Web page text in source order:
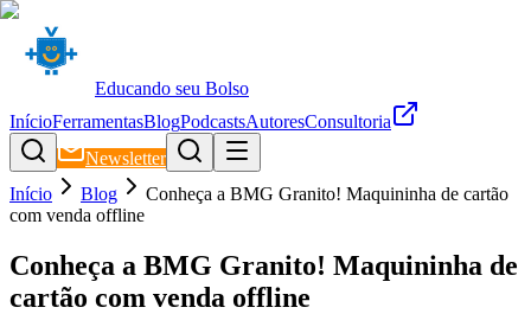
Educando seu Bolso
InícioFerramentasBlogPodcastsAutoresConsultoria
Newsletter
Início
Blog
Conheça a BMG Granito! Maquininha de cartão
com venda offline
Conheça a BMG Granito! Maquininha de
cartão com venda offline